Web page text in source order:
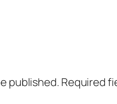
published. Required